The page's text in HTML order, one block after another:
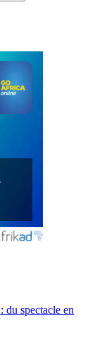
spectacle en